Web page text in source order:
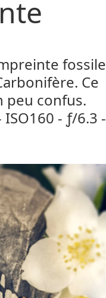
fossile
Ce
peu confus.
- ƒ/6.3 -